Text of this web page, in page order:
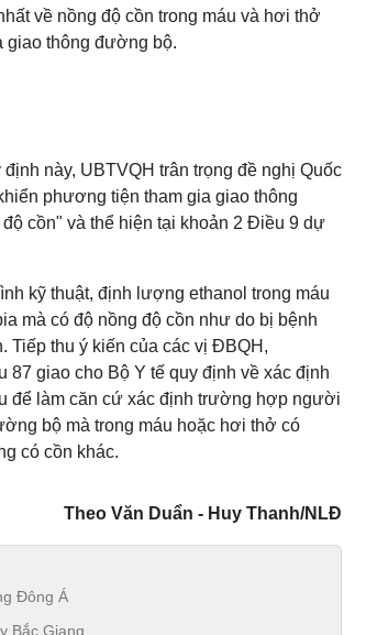
về nồng độ cồn trong máu và hơi thở
thông đường bộ.
này, UBTVQH trân trọng đề nghị Quốc
phương tiện tham gia giao thông
cồn" và thể hiện tại khoản 2 Điều 9 dự
kỹ thuật, định lượng ethanol trong máu
mà có độ nồng độ cồn như do bị bệnh
Tiếp thu ý kiến của các vị ĐBQH,
giao cho Bộ Y tế quy định về xác định
để làm căn cứ xác định trường hợp người
bộ mà trong máu hoặc hơi thở có
có cồn khác.
Theo Văn Duẩn - Huy Thanh/NLĐ
Đông Á
Bắc Giang